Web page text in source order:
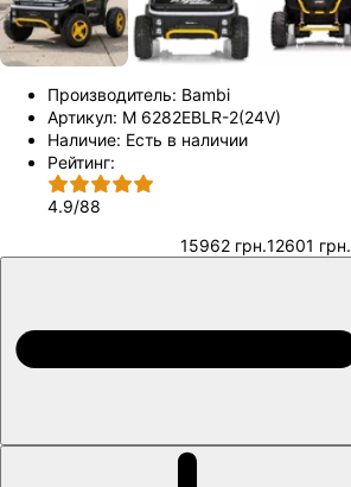
Производитель: Bambi
Артикул: M 6282EBLR-2(24V)
Наличие: Есть в наличии
Рейтинг:
4.9/88
15962 грн.12601 грн.